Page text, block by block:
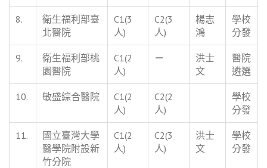
8.
衛生福利部臺
北醫院
C1(3
人)
C2(3
人)
楊志
鴻
學校
分發
9.
衛生福利部桃
園醫院
C1(2
人)
－
洪士
文
醫院
遴選
10. 敏盛綜合醫院
C1(2
人)
C2(2
人)
學校
分發
11.
國立臺灣大學
醫學院附設新
竹分院
C1(2
人)
C2(3
人)
洪士
文
學校
分發